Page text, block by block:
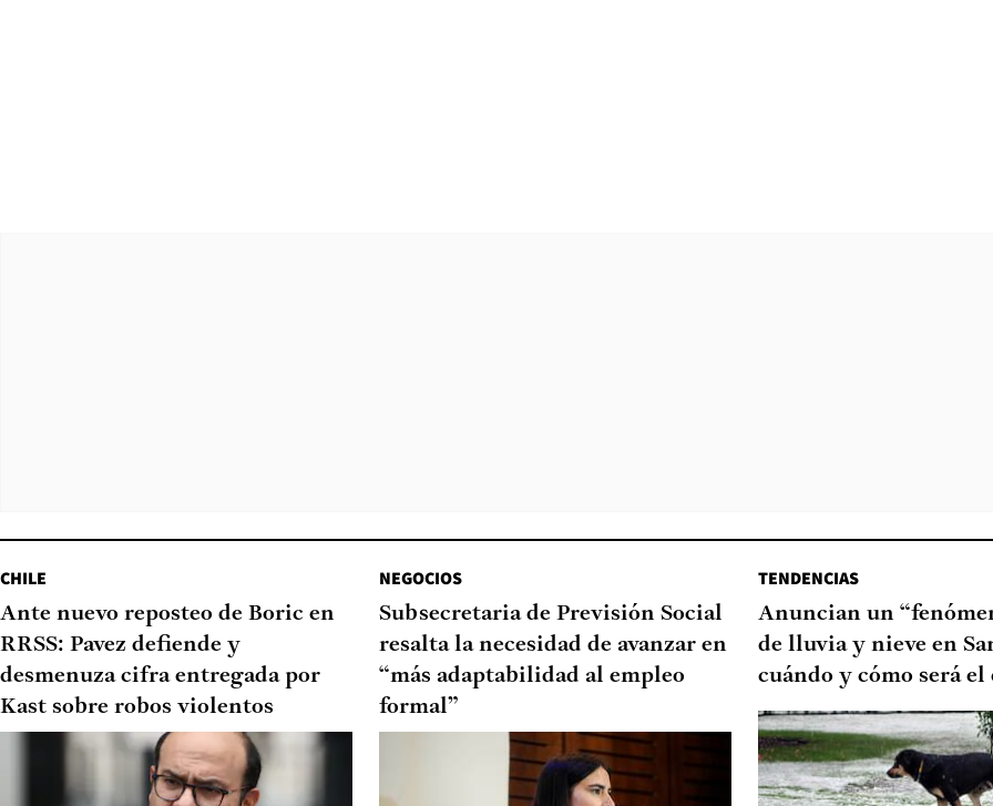
CHILE
Ante nuevo reposteo de Boric en
RRSS: Pavez defiende y
desmenuza cifra entregada por
Kast sobre robos violentos
NEGOCIOS
Subsecretaria de Previsión Social
resalta la necesidad de avanzar en
“más adaptabilidad al empleo
formal”
TENDENCIAS
Anuncian un
de lluvia y nieve en
cuándo y cómo será el